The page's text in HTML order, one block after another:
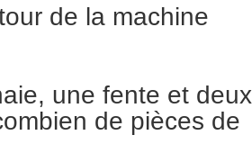
de la machine
une fente et deux
de pièces de